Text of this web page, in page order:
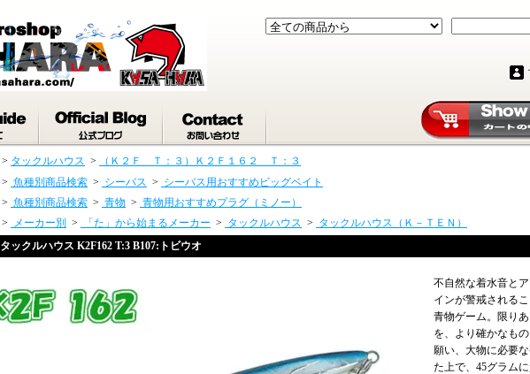
> タックルハウス >
（Ｋ２Ｆ Ｔ：３）Ｋ２Ｆ１６２ Ｔ：３
> 魚種別商品検索 > シーバス > シーバス用おすすめビッグベイト
> 魚種別商品検索 > 青物 > 青物用おすすめプラグ（ミノー）
> メーカー別 > 「た」から始まるメーカー > タックルハウス > タックルハウス（Ｋ－ＴＥＮ）
タックルハウス K2F162 T:3 B107:トビウオ
不自然な着水音と
インが警戒される
青物ゲーム。限り
を、より確かなも
願い、大物に必要
た上で、45グラム